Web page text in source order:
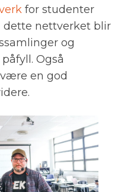
for studenter
dette nettverket blir
og
Også
en god